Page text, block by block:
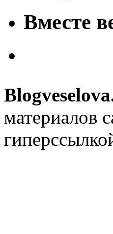
Вместе
материалов